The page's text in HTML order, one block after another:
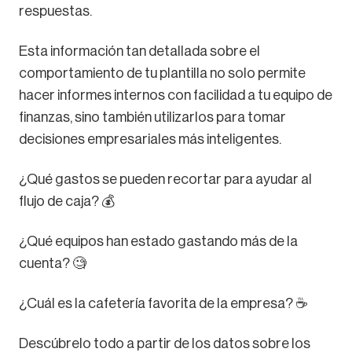
respuestas.
Esta información tan detallada sobre el
comportamiento de tu plantilla no solo permite
hacer informes internos con facilidad a tu equipo de
finanzas, sino también utilizarlos para tomar
decisiones empresariales más inteligentes.
¿Qué gastos se pueden recortar para ayudar al
flujo de caja? 💰
¿Qué equipos han estado gastando más de la
cuenta? 🧐
¿Cuál es la cafetería favorita de la empresa? ☕
Descúbrelo todo a partir de los datos sobre los